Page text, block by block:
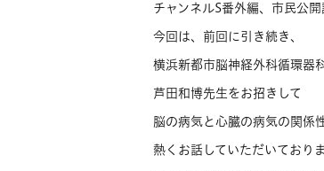
チャンネルS番外編、市民公
今回は、前回に引き続き、
横浜新都市脳神経外科循環器
芦田和博先生をお招きして
脳の病気と心臓の病気の関係
熱くお話していただいておりま